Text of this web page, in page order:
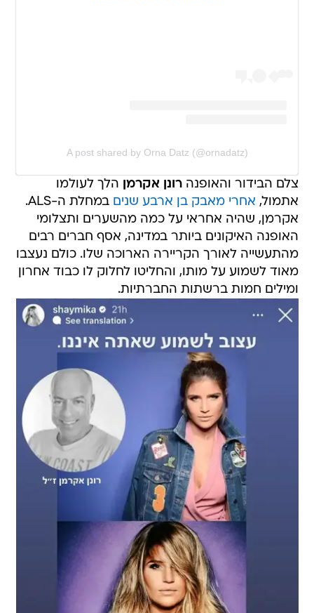
A post shared by Orna Datz (@ornadatz)
צלם הבידור והאופנהרונן אקרמן הלך לעולמו
אתמול, אחרי מאבק בן ארבע שנים
במחלת ה-ALS.
אקרמן, שהיה אחראי על כמה מהשערים ותצלומי
האופנה האיקונים ביותר במדינה, אסף חברים רבים
מהתעשייה לאורך הקריירה הארוכה שלו. כולם נעצבו
מאוד לשמוע על מותו, והחליטו לחלוק לו כבוד אחרון
ומילים חמות ברשתות החברתיות.